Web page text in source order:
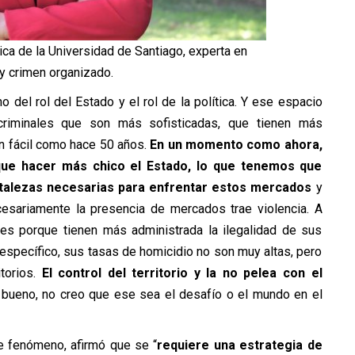
de la Universidad de Santiago, experta en
crimen organizado.
del rol del Estado y el rol de la política. Y ese espacio
que son más sofisticadas, que tienen más
fácil como hace 50 años. En un momento como ahora,
hacer más chico el Estado, lo que tenemos que
necesarias para enfrentar estos mercados y
la presencia de mercados trae violencia. A
porque tienen más administrada la ilegalidad de sus
sus tasas de homicidio no son muy altas, pero
El control del territorio y la no pelea con el
no creo que ese sea el desafío o el mundo en el
fenómeno, afirmó que se “requiere una estrategia de